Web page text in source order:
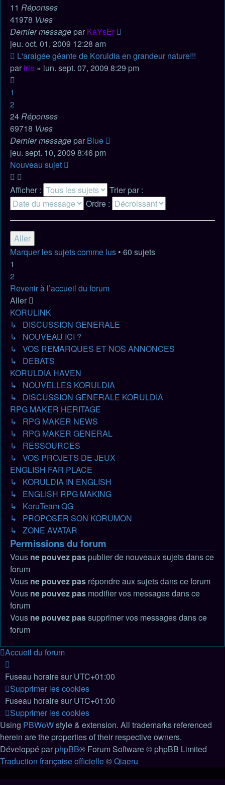
11 Réponses
41978 Vues
Dernier message par KaYsEr
jeu. oct. 01, 2009 12:28 am
L'araigée géante de Koruldia en grandeur nature!!!
par irie » lun. sept. 07, 2009 8:29 pm
1
2
24Réponses
69718 Vues
Dernier message par Blue
jeu. sept. 10, 2009 8:46 pm
Nouveau sujet
Afficher :
Trier par :
Ordre :
Marquer les sujets comme lus • 60 sujets
1
2
Suivant
Revenir à l’accueil du forum
Aller
KORULINK
↳ DISCUSSION GENERALE
↳ NOUVEAU ICI ?
↳ VOS REMARQUES ET NOS ANNONCES
↳ DEBATS
KORULDIA HAVEN
↳ NOUVELLES KORULDIA
↳ DISCUSSION GENERALE KORULDIA
RPG MAKER HERITAGE
↳ RPG MAKER NEWS
↳ RPG MAKER GENERAL
↳ RESSOURCES
↳ VOS PROJETS DE JEUX
ENGLISH FAR PLACE
↳ KORULDIA IN ENGLISH
↳ ENGLISH RPG MAKING
↳ KoruTeam QG
↳ PROPOSER SON KORUMON
↳ ZONE AVATAR
Permissions du forum
Vous ne pouvez pas publier de nouveaux sujets dans ce
forum
Vous ne pouvez pas répondre aux sujets dans ce forum
Vous ne pouvez pas modifier vos messages dans ce
forum
Vous ne pouvez passupprimer vos messages dans ce
forum
Accueil du forum
Fuseau horaire sur UTC+01:00
Supprimer les cookies
Fuseau horaire sur UTC+01:00
Supprimer les cookies
Using PBWoWstyle & extension. All trademarks referenced
herein are the properties of their respective owners.
Développé par phpBB® Forum Software © phpBB Limited
Traduction française officielle©Qiaeru